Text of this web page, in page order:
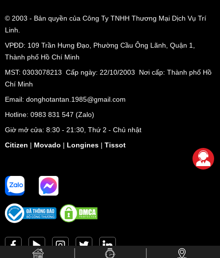
© 2003 - Bản quyền của Công Ty TNHH Thương Mại Dịch Vụ Trí
Linh.
VPĐD: 109 Trần Hưng Đạo, Phường Cầu Ông Lãnh, Quận 1,
Thành phố Hồ Chí Minh
MST: 0303078213 Cấp ngày: 22/10/2003 Nơi cấp: Thành phố Hồ
Chí Minh
Email: donghotantan.1985@gmail.com
Hotline: 0983 831 547 (Zalo)
Giờ mở cửa: 8:30 - 21:30, Thứ 2 - Chủ nhật
Citizen | Movado | Longines | Tissot